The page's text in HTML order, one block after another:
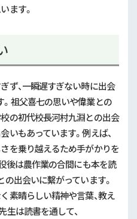
ます。
ず、一瞬遅すぎない時に出会
祖父喜七の思いや偉業との
の初代校長河村九淵との出会
いもあっています。例えば、
を乗り越えるため手がかりを
後は農作業の合間にも本を読
の出会いに繫がっています。
素晴らしい精神や言葉、教え
生は読書を通して、